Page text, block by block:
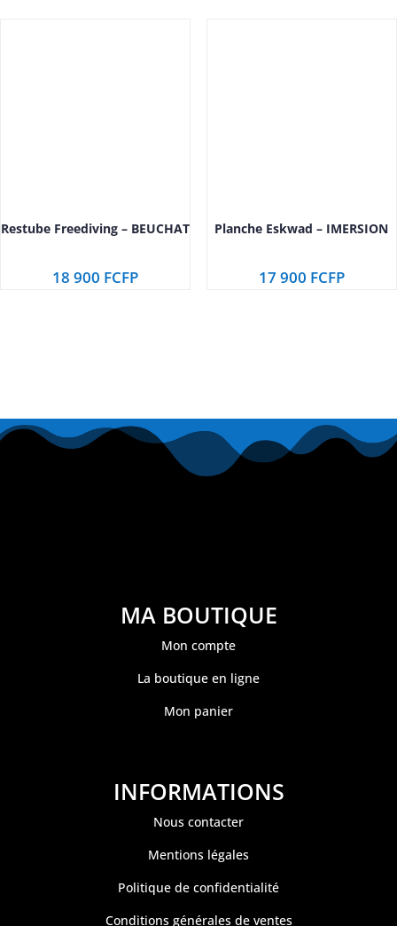
Restube Freediving – BEUCHAT
18 900 FCFP
Planche Eskwad – IMERSION
17 900 FCFP
MA BOUTIQUE
Mon compte
La boutique en ligne
Mon panier
INFORMATIONS
Nous contacter
Mentions légales
Politique de confidentialité
Conditions générales de ventes